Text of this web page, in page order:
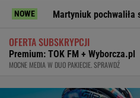
NOWE pochwaliła się
OFERTA SUBSKRYPCJI
Premium: TOK FM + Wyborcza.pl
MOCNE MEDIA W DUO PAKIECIE. SPRAWDŹ